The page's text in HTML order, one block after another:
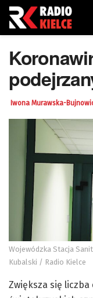
Iwona Murawska-
Wojewódzka Stacja
Kubalski / Radio Kielce
Zwiększa się